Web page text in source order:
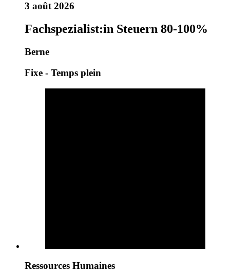
3 août 2026
Fachspezialist:in Steuern 80-100%
Berne
Fixe - Temps plein
Ressources Humaines